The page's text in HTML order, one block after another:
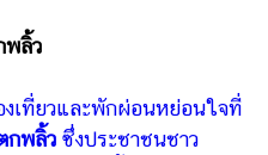
พลิ้ว
งเที่ยวและพักผ่อนหย่อนใจที่
กพลิ้ว ซึ่งประชาชนชาว